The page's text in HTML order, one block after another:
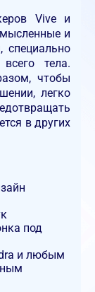
Vive и
и
специально
тела.
чтобы
легко
в других
под
и любым